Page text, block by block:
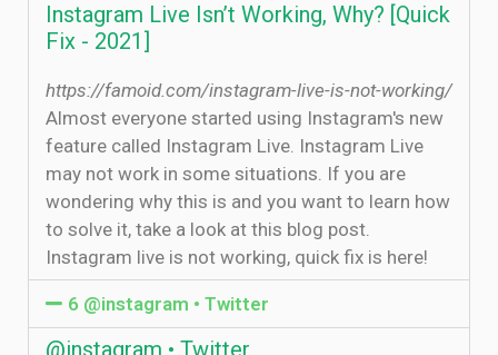
Instagram Live Isn’t Working, Why? [Quick
Fix - 2021]
https://famoid.com/instagram-live-is-not-working/
Almost everyone started using Instagram's new
feature called Instagram Live. Instagram Live
may not work in some situations. If you are
wondering why this is and you want to learn how
to solve it, take a look at this blog post.
Instagram live is not working, quick fix is here!
6 @instagram • Twitter
@instagram • Twitter